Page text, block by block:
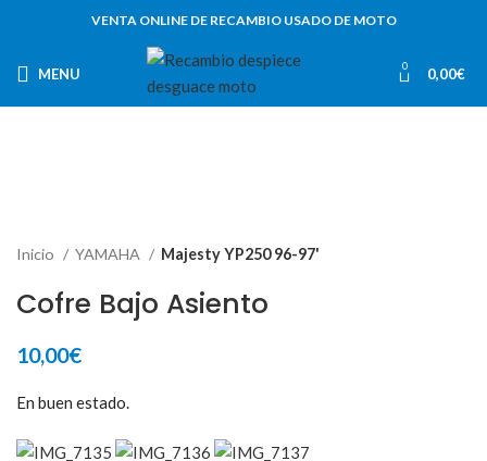
VENTA ONLINE DE RECAMBIO USADO DE MOTO
MENU 0 0,00€
Inicio YAMAHA Majesty YP250 96-97'
Cofre Bajo Asiento
10,00€
En buen estado.